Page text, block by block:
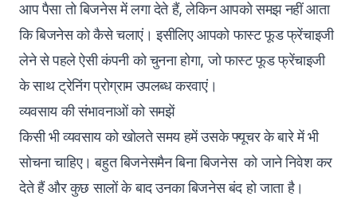
आप पैसा तो बिजनेस में लगा देते हैं, लेकिन आपको समझ नहीं आता
कि बिजनेस को कैसे चलाएं। इसीलिए आपको फास्ट फूड फ्रेंचाइजी
लेने से पहले ऐसी कंपनी को चुनना होगा, जो फास्ट फूड फ्रेंचाइजी
के साथ ट्रेनिंग प्रोग्राम उपलब्ध करवाएं।
व्यवसाय की संभावनाओं को समझें
किसी भी व्यवसाय को खोलते समय हमें उसके फ्यूचर के बारे में भी
सोचना चाहिए। बहुत बिजनेसमैन बिना बिजनेस को जाने निवेश कर
देते हैं और कुछ सालों के बाद उनका बिजनेस बंद हो जाता है।